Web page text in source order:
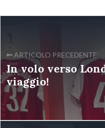
ARTICOLO PRECEDENTE
In volo verso
viaggio!